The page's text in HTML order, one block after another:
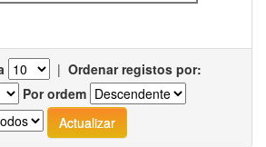
| Ordenar registos por:
Por ordem